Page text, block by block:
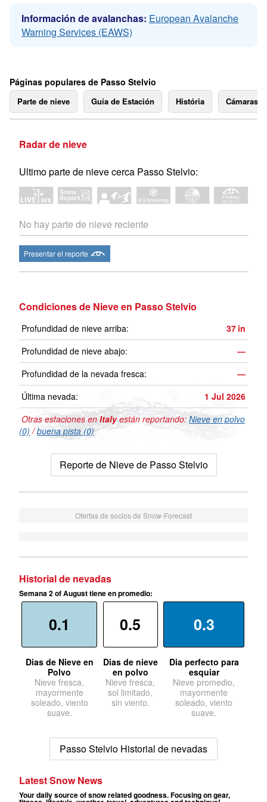
Información de avalanchas: European Avalanche
Warning Services (EAWS)
Páginas populares de Passo Stelvio
Parte de nieve Guía de Estación História Cámaras
Radar de nieve
Ultimo parte de nieve cerca Passo Stelvio:
No hay parte de nieve reciente
Presentar el reporte
Condiciones de Nieve en Passo Stelvio
Profundidad de nieve arriba: 37 in
Profundidad de nieve abajo:
—
Profundidad de la nevada fresca:
—
Última nevada:
1 Jul 2026
Otras estaciones enItalyestán reportando: Nieve en polvo
(0) /buena pista (0)
Reporte de Nieve de Passo Stelvio
Ofertas de socios de Snow-Forecast
Historial de nevadas
Semana 2 of August tiene en promedio:
0.1
Dias de Nieve en
Polvo
Nieve fresca,
mayormente
soleado, viento
suave.
0.5
Dias de nieve
en polvo
Nieve fresca,
sol limitado,
sin viento.
0.3
Dia perfecto para
esquiar
Nieve promedio,
mayormente
soleado, viento
suave.
Passo Stelvio Historial de nevadas